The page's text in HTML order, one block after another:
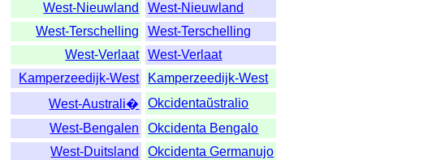
West-Nieuwland
West-Nieuwland
West-Terschelling
West-Terschelling
West-Verlaat
West-Verlaat
Kamperzeedijk-West
Kamperzeedijk-West
West-Australi�
Okcidentaŭstralio
West-Bengalen
Okcidenta Bengalo
West-Duitsland
Okcidenta Germanujo